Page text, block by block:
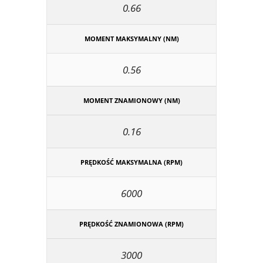
0.66
MOMENT MAKSYMALNY (NM)
0.56
MOMENT ZNAMIONOWY (NM)
0.16
PRĘDKOŚĆ MAKSYMALNA (RPM)
6000
PRĘDKOŚĆ ZNAMIONOWA (RPM)
3000